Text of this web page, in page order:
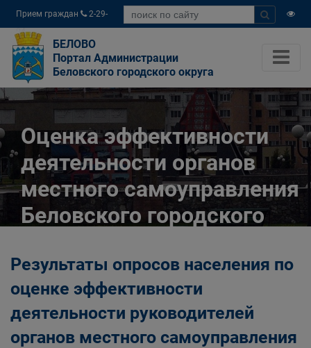
Прием граждан
2-29-
04
БЕЛОВО
Портал Администрации
Беловского городского округа
Оценка эффективности
деятельности органов
местного самоуправления
Беловского городского
Главная О городе
Оценка эффективности деятельности органов
местного самоуправления Беловского городского
Результаты опросов населения по
оценке эффективности
деятельности руководителей
органов местного самоуправления